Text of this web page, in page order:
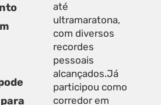
até
ultramaratona,
com diversos
recordes
pessoais
alcançados.Já
participou como
corredor em